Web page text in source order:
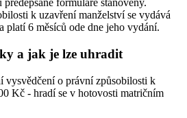
formuláře stanoveny.
k uzavření manželství se vydává
platí 6 měsíců ode dne jeho vydání.
a jak je lze uhradit
vysvědčení o právní způsobilosti k
Kč - hradí se v hotovosti matričním